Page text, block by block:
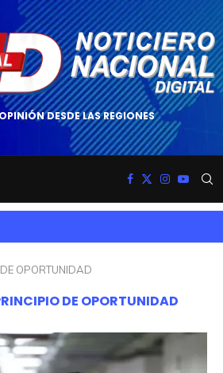
DESDE LAS REGIONES
OPORTUNIDAD
DE OPORTUNIDAD